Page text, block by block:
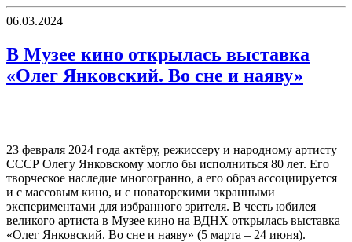
06.03.2024
В Музее кино открылась выставка
«Олег Янковский. Во сне и наяву»
23 февраля 2024 года актёру, режиссеру и народному артисту
СССР Олегу Янковскому могло бы исполниться 80 лет. Его
творческое наследие многогранно, а его образ ассоциируется
и с массовым кино, и с новаторскими экранными
экспериментами для избранного зрителя. В честь юбилея
великого артиста в Музее кино на ВДНХ открылась выставка
«Олег Янковский. Во сне и наяву» (5 марта – 24 июня).